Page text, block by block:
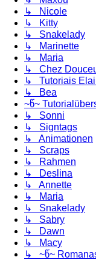
↳ Nicole
↳ Kitty
↳ Snakelady
↳ Marinette
↳ Maria
↳ Chez
↳ Tutoriais
↳ Bea
~წ~
↳ Sonni
↳ Signtags
↳ Animationen
↳ Scraps
↳ Rahmen
↳ Deslina
↳ Annette
↳ Maria
↳ Snakelady
↳ Sabry
↳ Dawn
↳ Macy
↳ ~წ~